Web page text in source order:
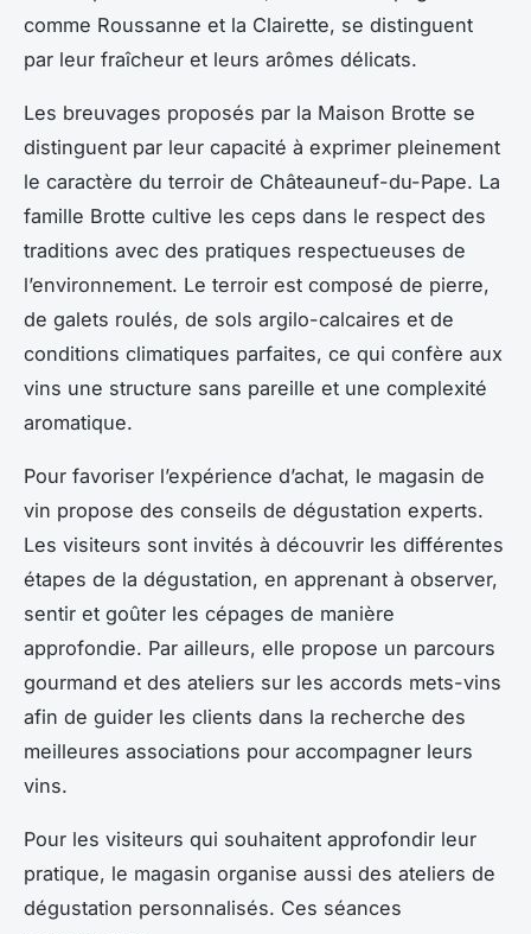
comme Roussanne et la Clairette, se distinguent
par leur fraîcheur et leurs arômes délicats.
Les breuvages proposés par la Maison Brotte se
distinguent par leur capacité à exprimer pleinement
le caractère du terroir de Châteauneuf-du-Pape. La
famille Brotte cultive les ceps dans le respect des
traditions avec des pratiques respectueuses de
l’environnement. Le terroir est composé de pierre,
de galets roulés, de sols argilo-calcaires et de
conditions climatiques parfaites, ce qui confère aux
vins une structure sans pareille et une complexité
aromatique.
Pour favoriser l’expérience d’achat, le magasin de
vin propose des conseils de dégustation experts.
Les visiteurs sont invités à découvrir les différentes
étapes de la dégustation, en apprenant à observer,
sentir et goûter les cépages de manière
approfondie. Par ailleurs, elle propose un parcours
gourmand et des ateliers sur les accords mets-vins
afin de guider les clients dans la recherche des
meilleures associations pour accompagner leurs
vins.
Pour les visiteurs qui souhaitent approfondir leur
pratique, le magasin organise aussi des ateliers de
dégustation personnalisés. Ces séances